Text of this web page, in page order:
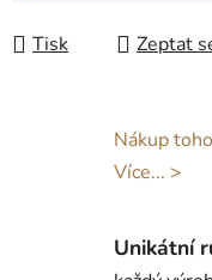
Tisk Zeptat
Nákup
Více... >
Unikátní